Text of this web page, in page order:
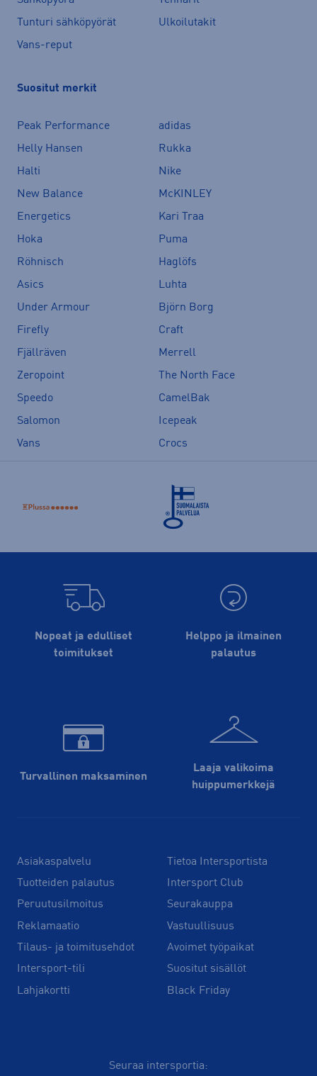
Tunturi sähköpyörät
Ulkoilutakit
Vans-reput
Suositut merkit
Peak Performance
adidas
Helly Hansen
Rukka
Halti
Nike
New Balance
McKINLEY
Energetics
Kari Traa
Hoka
Puma
Röhnisch
Haglöfs
Asics
Luhta
Under Armour
Björn Borg
Firefly
Craft
Fjällräven
Merrell
Zeropoint
The North Face
Speedo
CamelBak
Salomon
Icepeak
Vans
Crocs
Nopeat ja edulliset
toimitukset
Helppo ja ilmainen
palautus
Turvallinen maksaminen
Laaja valikoima
huippu­merkkejä
Asiakaspalvelu
Tuotteiden palautus
Peruutusilmoitus
Reklamaatio
Tilaus- ja toimitusehdot
Intersport-tili
Lahjakortti
Tietoa Intersportista
Intersport Club
Seurakauppa
Vastuullisuus
Avoimet työpaikat
Suositut sisällöt
Black Friday
Seuraa intersportia: